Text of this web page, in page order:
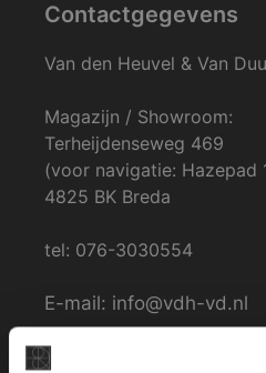
Contactgegevens
Van den Heuvel & Van
Magazijn / Showroom:
Terheijdenseweg 469
(voor navigatie: Hazepad
4825 BK Breda
tel: 076-3030554
E-mail: info@vdh-vd.nl
Openingstijden Breda: